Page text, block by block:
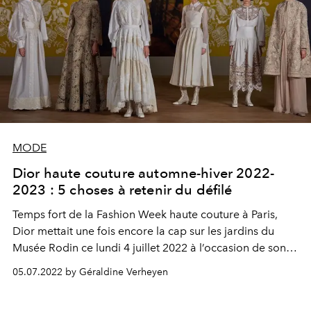
MODE
Dior haute couture automne-hiver 2022-
2023 : 5 choses à retenir du défilé
Temps fort de la Fashion Week haute couture à Paris,
Dior mettait une fois encore la cap sur les jardins du
Musée Rodin ce lundi 4 juillet 2022 à l’occasion de son
défilé haute couture automne-hiver 2022-2023. Voici 5
choses à retenir de cette collection qui avait l’arbre de
05.07.2022 by Géraldine Verheyen